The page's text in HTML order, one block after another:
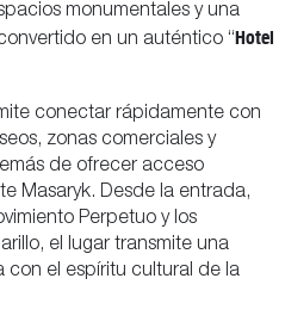
monumentales y una
en un auténtico “Hotel
conectar rápidamente con
zonas comerciales y
de ofrecer acceso
Masaryk. Desde la entrada,
Perpetuo y los
el lugar transmite una
con el espíritu cultural de la